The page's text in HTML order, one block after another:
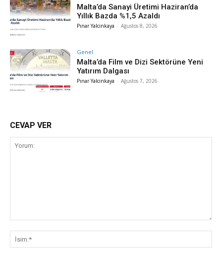
Malta’da Sanayi Üretimi Haziran’da
Yıllık Bazda %1,5 Azaldı
Pınar Yalcinkaya - Ağustos 8, 2026
Genel
Malta’da Film ve Dizi Sektörüne Yeni
Yatırım Dalgası
Pınar Yalcinkaya - Ağustos 7, 2026
CEVAP VER